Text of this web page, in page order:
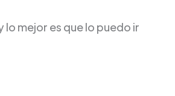
lo mejor es que lo puedo ir